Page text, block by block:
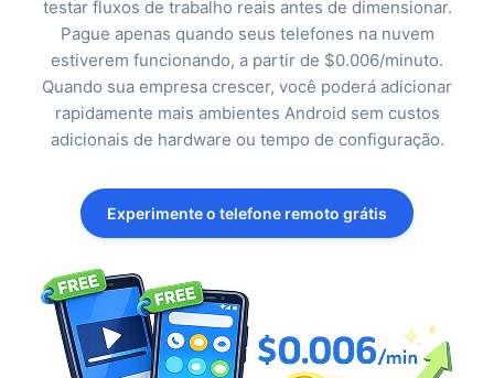
testar fluxos de trabalho reais antes de dimensionar.
Pague apenas quando seus telefones na nuvem
estiverem funcionando, a partir de $0.006/minuto.
Quando sua empresa crescer, você poderá adicionar
rapidamente mais ambientes Android sem custos
adicionais de hardware ou tempo de configuração.
Experimente o telefone remoto grátis